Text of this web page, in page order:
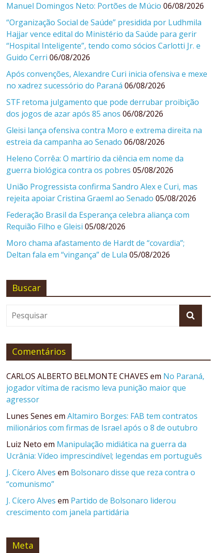
Manuel Domingos Neto: Portões de Múcio 06/08/2026
“Organização Social de Saúde” presidida por Ludhmila
Hajjar vence edital do Ministério da Saúde para gerir
“Hospital Inteligente”, tendo como sócios Carlotti Jr. e
Guido Cerri 06/08/2026
Após convenções, Alexandre Curi inicia ofensiva e mexe
no xadrez sucessório do Paraná 06/08/2026
STF retoma julgamento que pode derrubar proibição
dos jogos de azar após 85 anos 06/08/2026
Gleisi lança ofensiva contra Moro e extrema direita na
estreia da campanha ao Senado 06/08/2026
Heleno Corrêa: O martírio da ciência em nome da
guerra biológica contra os pobres 05/08/2026
União Progressista confirma Sandro Alex e Curi, mas
rejeita apoiar Cristina Graeml ao Senado 05/08/2026
Federação Brasil da Esperança celebra aliança com
Requião Filho e Gleisi 05/08/2026
Moro chama afastamento de Hardt de “covardia”;
Deltan fala em “vingança” de Lula 05/08/2026
Buscar
Comentários
CARLOS ALBERTO BELMONTE CHAVES em No Paraná,
jogador vítima de racismo leva punição maior que
agressor
Lunes Senes emAltamiro Borges: FAB tem contratos
milionários com firmas de Israel após o 8 de outubro
Luiz Neto em Manipulação midiática na guerra da
Ucrânia: Vídeo imprescindível; legendas em português
J. Cícero Alves em Bolsonaro disse que reza contra o
“comunismo”
J. Cícero Alves em Partido de Bolsonaro liderou
crescimento com janela partidária
Meta